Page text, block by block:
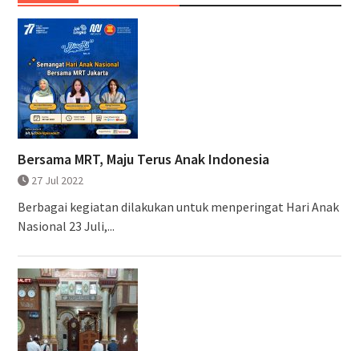
Bersama MRT, Maju Terus Anak Indonesia
27 Jul 2022
Berbagai kegiatan dilakukan untuk menperingat Hari Anak
Nasional 23 Juli,...